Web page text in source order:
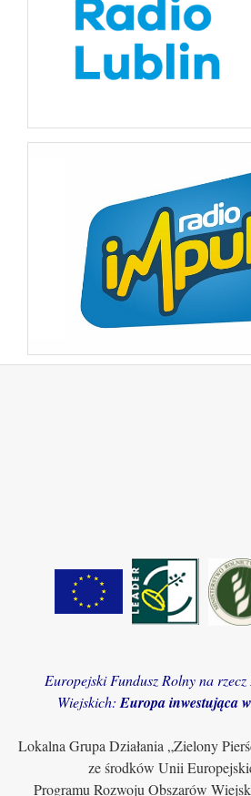
Europejski Fundusz Rolny na
Wiejskich: Europa inwestująca
Lokalna Grupa Działania „Zielony
ze środków Unii
Programu Rozwoju Obszarów